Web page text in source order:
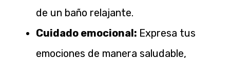
de un baño relajante.
Cuidado emocional: Expresa tus
emociones de manera saludable,